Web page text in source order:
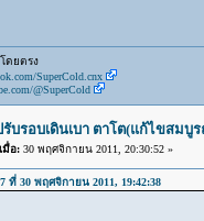
ดยตรง
SuperCold.cnx
@SuperCold
รับรอบเดินเบา ตาโต(แก้ไขสม
มื่อ:30 พฤศจิกายน 2011, 20:30:52 »
ที่ 30 พฤศจิกายน 2011, 19:42:38